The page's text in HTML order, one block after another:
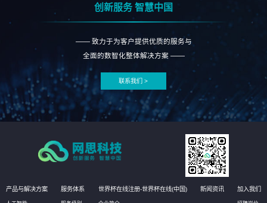
创新服务 智慧中国
—— 致力于为客户提供优质的服务与
全面的数智化整体解决方案 ——
联系我们 >
产品与解决方案 服务体系 世界杯在线注册-世界杯在线(中国) 新闻资讯 加入我们